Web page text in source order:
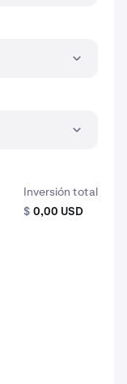
Inversión total
$ 0,00 USD